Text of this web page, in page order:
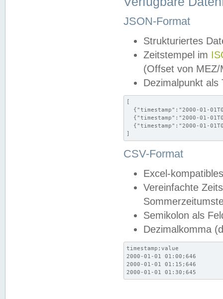
JSON-Format
Strukturiertes
Zeitstempel im
(Offset von MEZ/
Dezimalpunkt als
[
{"timestamp":"2000-01-
{"timestamp":"2000-01-
{"timestamp":"2000-01-
]
CSV-Format
Excel-
Vereinfachte
Semikolon als
Dezimalkomma
timestamp;value
2000-01-01 01:00;646
2000-01-01 01:15;646
2000-01-01 01:30;645